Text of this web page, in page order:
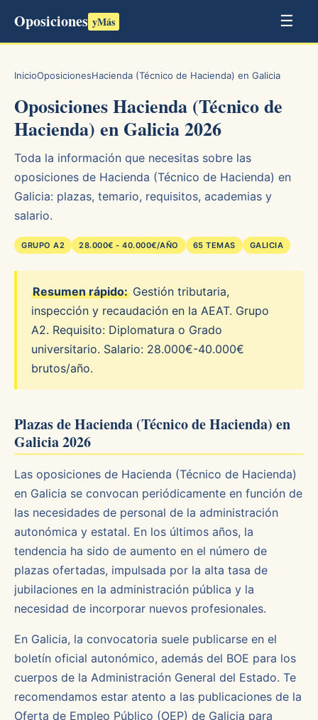
Oposiciones yMás ☰
InicioOposicionesHacienda (Técnico de Hacienda) en Galicia
Oposiciones Hacienda (Técnico de
Hacienda) en Galicia 2026
Toda la información que necesitas sobre las
oposiciones de Hacienda (Técnico de Hacienda) en
Galicia: plazas, temario, requisitos, academias y
salario.
GRUPO A2 28.000€ - 40.000€/AÑO 65 TEMAS GALICIA
Resumen rápido: Gestión tributaria,
inspección y recaudación en la AEAT. Grupo
A2. Requisito: Diplomatura o Grado
universitario. Salario: 28.000€-40.000€
brutos/año.
Plazas de Hacienda (Técnico de Hacienda) en
Galicia 2026
Las oposiciones de Hacienda (Técnico de Hacienda)
en Galicia se convocan periódicamente en función de
las necesidades de personal de la administración
autonómica y estatal. En los últimos años, la
tendencia ha sido de aumento en el número de
plazas ofertadas, impulsada por la alta tasa de
jubilaciones en la administración pública y la
necesidad de incorporar nuevos profesionales.
En Galicia, la convocatoria suele publicarse en el
boletín oficial autonómico, además del BOE para los
cuerpos de la Administración General del Estado. Te
recomendamos estar atento a las publicaciones de la
Oferta de Empleo Público (OEP) de Galicia para